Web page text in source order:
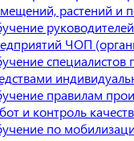
растений и
ЧОП
специалистов
правилам
и контроль
по